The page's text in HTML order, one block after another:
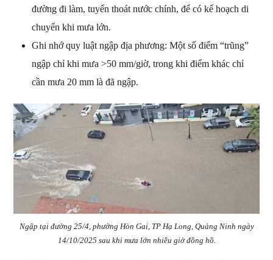
đường đi làm, tuyến thoát nước chính, để có kế hoạch di
chuyển khi mưa lớn.
Ghi nhớ quy luật ngập địa phương: Một số điểm “trũng”
ngập chỉ khi mưa >50 mm/giờ, trong khi điểm khác chỉ
cần mưa 20 mm là đã ngập.
Ngập tại đường 25/4, phường Hòn Gai, TP Hạ Long, Quảng Ninh ngày
14/10/2025 sau khi mưa lớn nhiều giờ đồng hồ.